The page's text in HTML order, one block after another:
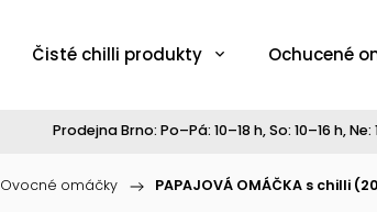
Čisté chilli produkty Ochucené
Prodejna Brno: Po–Pá: 10–18 h, So: 10–16 h,
Ovocné omáčky / PAPAJOVÁ OMÁČKA s chilli